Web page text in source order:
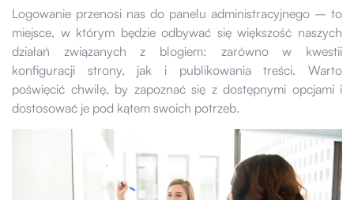
Logowanie przenosi nas do panelu administracyjnego – to
miejsce, w którym będzie odbywać się większość naszych
działań związanych z blogiem: zarówno w kwestii
konfiguracji strony, jak i publikowania treści. Warto
poświęcić chwilę, by zapoznać się z dostępnymi opcjami i
dostosować je pod kątem swoich potrzeb.